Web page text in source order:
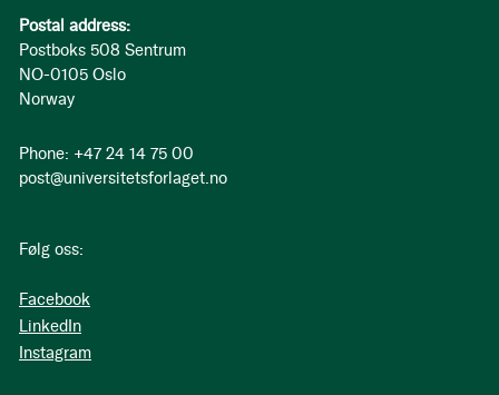
Postal address:
Postboks 508 Sentrum
NO-0105 Oslo
Norway
Phone: +47 24 14 75 00
post@universitetsforlaget.no
Følg oss:
Facebook
LinkedIn
Instagram